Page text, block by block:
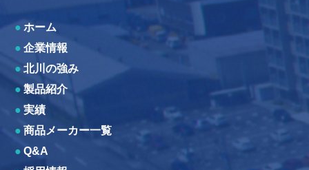
● ホーム
● 企業情報
● 北川の強み
● 製品紹介
● 実績
● 商品メーカー一覧
● Q&A